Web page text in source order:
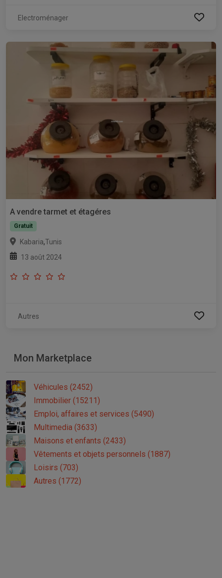
Electroménager
A vendre tarmet et étagéres
Gratuit
Kabaria,Tunis
13 août 2024
Autres
Mon Marketplace
Véhicules (2452)
Immobilier (15211)
Emploi, affaires et services (5490)
Multimedia (3633)
Maisons et enfants (2433)
Vêtements et objets personnels (1887)
Loisirs (703)
Autres (1772)